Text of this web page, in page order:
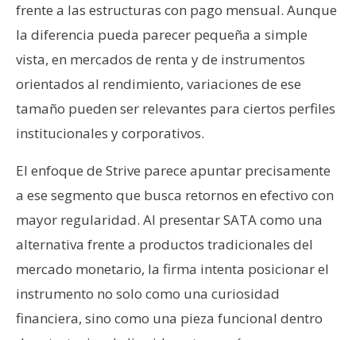
frente a las estructuras con pago mensual. Aunque
la diferencia pueda parecer pequeña a simple
vista, en mercados de renta y de instrumentos
orientados al rendimiento, variaciones de ese
tamaño pueden ser relevantes para ciertos perfiles
institucionales y corporativos.
El enfoque de Strive parece apuntar precisamente
a ese segmento que busca retornos en efectivo con
mayor regularidad. Al presentar SATA como una
alternativa frente a productos tradicionales del
mercado monetario, la firma intenta posicionar el
instrumento no solo como una curiosidad
financiera, sino como una pieza funcional dentro